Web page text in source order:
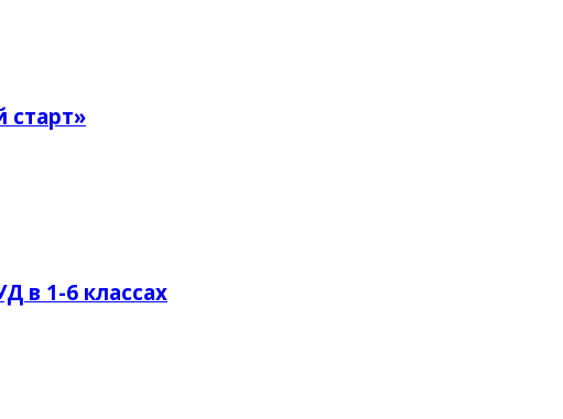
старт»
в 1-6 классах